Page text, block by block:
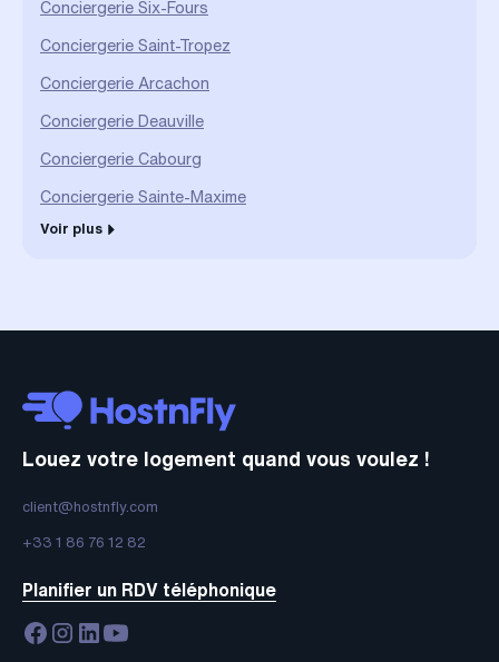
Conciergerie Six-Fours
Conciergerie Saint-Tropez
Conciergerie Arcachon
Conciergerie Deauville
Conciergerie Cabourg
Conciergerie Sainte-Maxime
Voir plus
Louez votre logement quand vous voulez !
client@hostnfly.com
+33 1 86 76 12 82
Planifier un RDV téléphonique